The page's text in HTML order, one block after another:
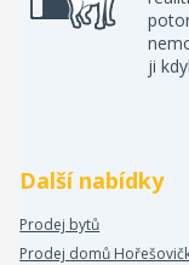
ji
Další nabídky
Prodej bytů
Prodej domů